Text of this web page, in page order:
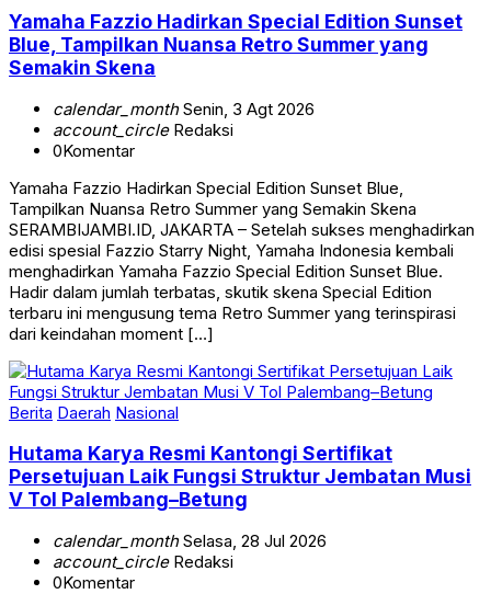
Yamaha Fazzio Hadirkan Special Edition Sunset
Blue, Tampilkan Nuansa Retro Summer yang
Semakin Skena
calendar_monthSenin, 3 Agt 2026
account_circleRedaksi
0Komentar
Yamaha Fazzio Hadirkan Special Edition Sunset Blue,
Tampilkan Nuansa Retro Summer yang Semakin Skena
SERAMBIJAMBI.ID, JAKARTA – Setelah sukses menghadirkan
edisi spesial Fazzio Starry Night, Yamaha Indonesia kembali
menghadirkan Yamaha Fazzio Special Edition Sunset Blue.
Hadir dalam jumlah terbatas, skutik skena Special Edition
terbaru ini mengusung tema Retro Summer yang terinspirasi
dari keindahan moment […]
Berita Daerah Nasional
Hutama Karya Resmi Kantongi Sertifikat
Persetujuan Laik Fungsi Struktur Jembatan Musi
V Tol Palembang–Betung
calendar_monthSelasa, 28 Jul 2026
account_circleRedaksi
0Komentar